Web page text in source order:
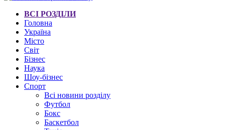
ВСІ РОЗДІЛИ
Головна
Україна
Місто
Світ
Бізнес
Наука
Шоу-бізнес
Спорт
Всі новини розділу
Футбол
Бокс
Баскетбол